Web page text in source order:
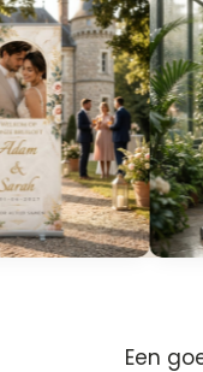
Een